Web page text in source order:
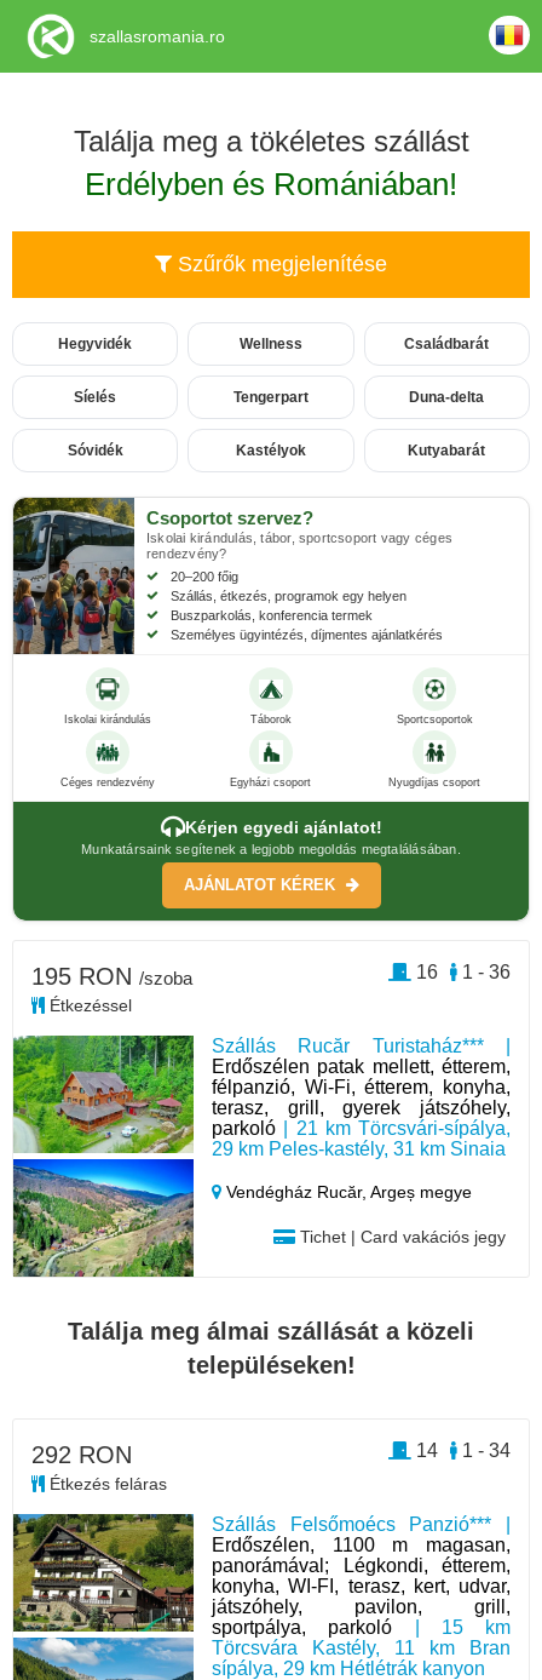
Találja meg a tökéletes szállást
Erdélyben és Romániában!
Szűrők megjelenítése
Hegyvidék Wellness Családbarát
Síelés Tengerpart Duna-delta
Sóvidék Kastélyok Kutyabarát
Csoportot szervez?
Iskolai kirándulás, tábor, sportcsoport vagy céges
rendezvény?
20–200 főig
Szállás, étkezés, programok egy helyen
Buszparkolás, konferencia termek
Személyes ügyintézés, díjmentes ajánlatkérés
Iskolai kirándulás Táborok Sportcsoportok
Céges rendezvény Egyházi csoport Nyugdíjas csoport
Kérjen egyedi ajánlatot!
Munkatársaink segítenek a legjobb megoldás megtalálásában.
AJÁNLATOT KÉREK
Szállás Rucăr Turistaház*** |
Erdőszélen patak mellett, étterem,
félpanzió, Wi-Fi, étterem, konyha,
terasz, grill, gyerek játszóhely,
parkoló | 21 km Törcsvári-sípálya,
29 km Peles-kastély, 31 km Sinaia
Vendégház Rucăr,Argeș megye
Tichet | Card vakációs jegy
195 RON /szoba
Étkezéssel
1 - 36
16
Találja meg álmai szállását a közeli
településeken!
Szállás Felsőmoécs Panzió*** |
Erdőszélen, 1100 m magasan,
panorámával; Légkondi, étterem,
konyha, WI-FI, terasz, kert, udvar,
játszóhely, pavilon, grill,
sportpálya, parkoló | 15 km
Törcsvára Kastély, 11 km Bran
sípálya, 29 km Hétlétrák kanyon
292 RON
Étkezés feláras
1 - 34
14
szallasromania.ro